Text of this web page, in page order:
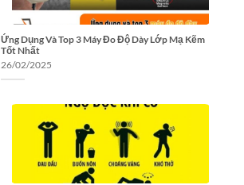
Ứng Dụng Và Top 3 Máy Đo Độ Dày Lớp Mạ Kẽm
Tốt Nhất
26/02/2025